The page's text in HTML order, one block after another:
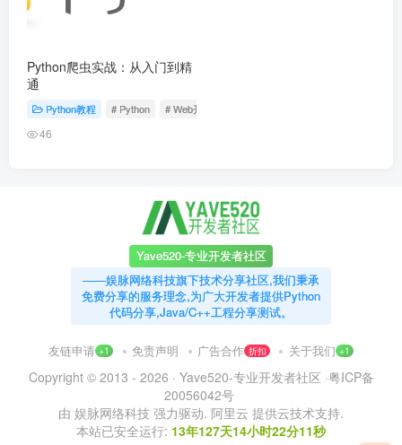
Python爬虫实战：从入门到精
通
Python教程 # Python # Web开发
46
Yave520-专业开发者社区
——娱脉网络科技旗下技术分享社区,我们秉承
免费分享的服务理念,为广大开发者提供Python
代码分享,Java/C++工程分享测试。
友链申请 +1 免责声明 广告合作 折扣 关于我们 +1
Copyright © 2013 - 2026 · Yave520-专业开发者社区 ·粤ICP备
20056042号
由 娱脉网络科技 强力驱动. 阿里云 提供云技术支持.
本站已安全运行: 13年127天14小时22分11秒